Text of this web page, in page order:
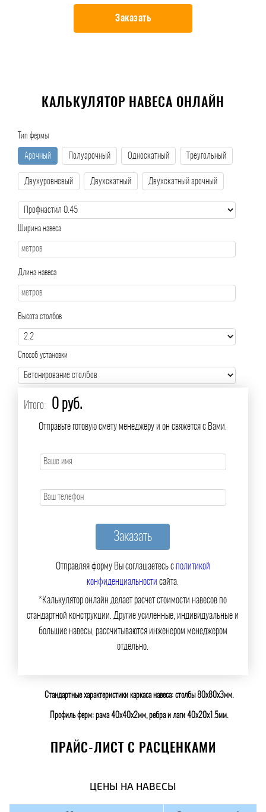
Заказать
КАЛЬКУЛЯТОР НАВЕСА ОНЛАЙН
Тип фермы
Арочный Полуарочный Односкатный Треугольный
Двухуровневый Двухскатный Двухскатный арочный
Ширина навеса
Длина навеса
Высота столбов
Способ установки
Итого: 0 руб.
Отправьте готовую смету менеджеру и он свяжется с Вами.
Отправляя форму Вы соглашаетесь сполитикой
конфиденциальности сайта.
*Калькулятор онлайн делает расчет стоимости навесов по
стандартной конструкции. Другие усиленные, индивидуальные и
большие навесы, рассчитываются инженером менеджером
отдельно.
Стандартные характеристики каркаса навеса: столбы 80х80х3мм.
Профиль ферм: рама 40х40х2мм, ребра и лаги 40х20х1.5мм.
ПРАЙС-ЛИСТ С РАСЦЕНКАМИ
ЦЕНЫ НА НАВЕСЫ